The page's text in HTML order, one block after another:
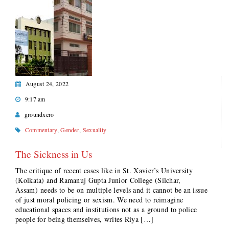
August 24, 2022
9:17 am
groundxero
Commentary,Gender, Sexuality
The Sickness in Us
The critique of recent cases like in St. Xavier’s University
(Kolkata) and Ramanuj Gupta Junior College (Silchar,
Assam) needs to be on multiple levels and it cannot be an issue
of just moral policing or sexism. We need to reimagine
educational spaces and institutions not as a ground to police
people for being themselves, writes Riya […]